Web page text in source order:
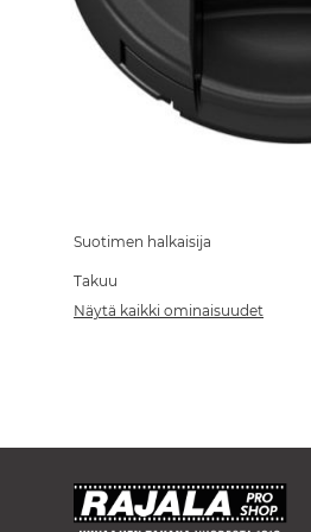
the
of
the
images
Suotimen halkaisija
Takuu
Näytä kaikki ominaisuudet